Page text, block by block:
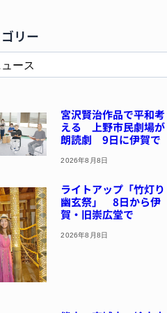
リー
宮沢賢治作品で平和考
える 上野市民劇場が
朗読劇 9日に伊賀で
2026年8月8日
ライトアップ「竹灯り
幽玄祭」 8日から伊
賀・旧崇広堂で
2026年8月8日